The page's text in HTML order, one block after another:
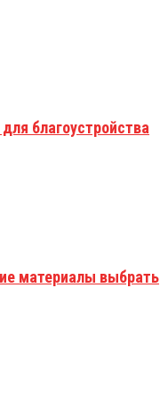
благоустройства
материалы выбрать